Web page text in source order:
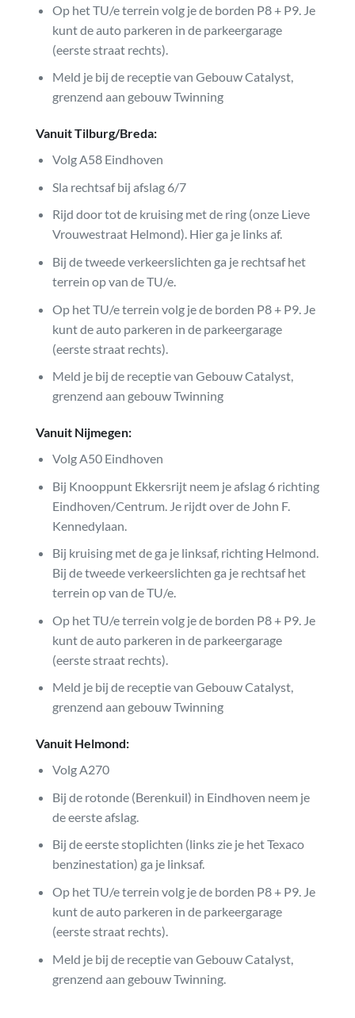
Op het TU/e terrein volg je de borden P8 + P9. Je
kunt de auto parkeren in de parkeergarage
(eerste straat rechts).
Meld je bij de receptie van Gebouw Catalyst,
grenzend aan gebouw Twinning
Vanuit Tilburg/Breda:
Volg A58 Eindhoven
Sla rechtsaf bij afslag 6/7
Rijd door tot de kruising met de ring (onze Lieve
Vrouwestraat Helmond). Hier ga je links af.
Bij de tweede verkeerslichten ga je rechtsaf het
terrein op van de TU/e.
Op het TU/e terrein volg je de borden P8 + P9. Je
kunt de auto parkeren in de parkeergarage
(eerste straat rechts).
Meld je bij de receptie van Gebouw Catalyst,
grenzend aan gebouw Twinning
Vanuit Nijmegen:
Volg A50 Eindhoven
Bij Knooppunt Ekkersrijt neem je afslag 6 richting
Eindhoven/Centrum. Je rijdt over de John F.
Kennedylaan.
Bij kruising met de ga je linksaf, richting Helmond.
Bij de tweede verkeerslichten ga je rechtsaf het
terrein op van de TU/e.
Op het TU/e terrein volg je de borden P8 + P9. Je
kunt de auto parkeren in de parkeergarage
(eerste straat rechts).
Meld je bij de receptie van Gebouw Catalyst,
grenzend aan gebouw Twinning
Vanuit Helmond:
Volg A270
Bij de rotonde (Berenkuil) in Eindhoven neem je
de eerste afslag.
Bij de eerste stoplichten (links zie je het Texaco
benzinestation) ga je linksaf.
Op het TU/e terrein volg je de borden P8 + P9. Je
kunt de auto parkeren in de parkeergarage
(eerste straat rechts).
Meld je bij de receptie van Gebouw Catalyst,
grenzend aan gebouw Twinning.